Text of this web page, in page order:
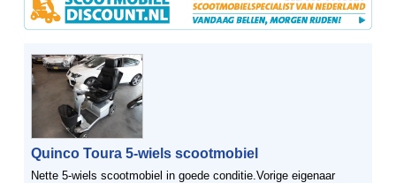
Quinco Toura 5-wiels scootmobiel
Nette 5-wiels scootmobiel in goede conditie.Vorige eigenaar